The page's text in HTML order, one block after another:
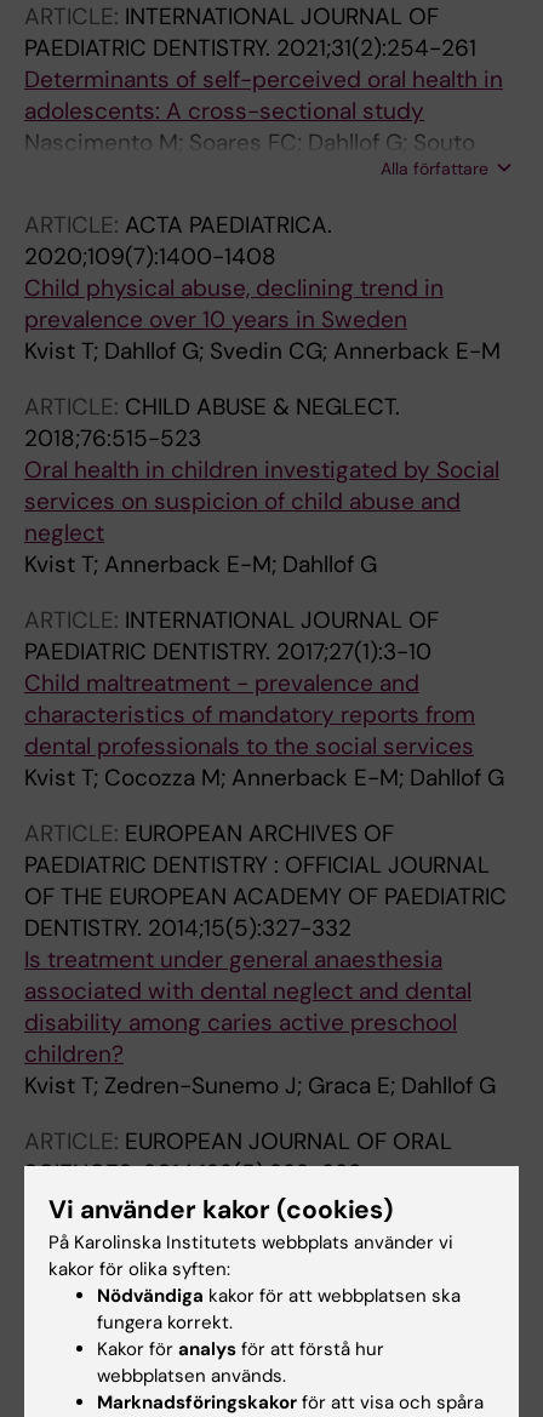
ARTICLE: INTERNATIONAL JOURNAL OF
PAEDIATRIC DENTISTRY. 2021;31(2):254-261
Determinants of self-perceived oral health in
adolescents: A cross-sectional study
Nascimento M; Soares FC; Dahllof G; Souto
Alla författare
ARTICLE: ACTA PAEDIATRICA.
2020;109(7):1400-1408
Child physical abuse, declining trend in
prevalence over 10 years in Sweden
Kvist T; Dahllof G; Svedin CG; Annerback E-M
ARTICLE: CHILD ABUSE & NEGLECT.
2018;76:515-523
Oral health in children investigated by Social
services on suspicion of child abuse and
neglect
Kvist T; Annerback E-M; Dahllof G
ARTICLE: INTERNATIONAL JOURNAL OF
PAEDIATRIC DENTISTRY. 2017;27(1):3-10
Child maltreatment - prevalence and
characteristics of mandatory reports from
dental professionals to the social services
Kvist T; Cocozza M; Annerback E-M; Dahllof G
ARTICLE: EUROPEAN ARCHIVES OF
PAEDIATRIC DENTISTRY : OFFICIAL JOURNAL
OF THE EUROPEAN ACADEMY OF PAEDIATRIC
DENTISTRY. 2014;15(5):327-332
Is treatment under general anaesthesia
associated with dental neglect and dental
disability among caries active preschool
children?
Kvist T; Zedren-Sunemo J; Graca E; Dahllof G
ARTICLE: EUROPEAN JOURNAL OF ORAL
SCIENCES.2014;122(5):332-338
The dilemma of reporting suspicions of child
maltreatment in pediatric dentistry
Kvist T; Wickstrom A; Miglis I; Dahllof G
ARTICLE:EUROPEAN JOURNAL OF ORAL
SCIENCES.2013;121(6):594-599
Association between adolescents' self-
Vi använder kakor (cookies)
På Karolinska Institutets webbplats använder vi
kakor för olika syften:
Nödvändiga kakor för att webbplatsen ska
fungera korrekt.
Kakor för analys för att förstå hur
webbplatsen används.
Marknadsföringskakor för att visa och spåra